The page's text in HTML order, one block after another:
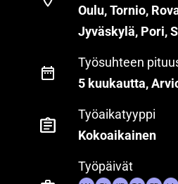
Oulu, Tornio,
Jyväskylä, Pori,
Työsuhteen
5 kuukautta,
Työaikatyyppi
Kokoaikainen
Työpäivät